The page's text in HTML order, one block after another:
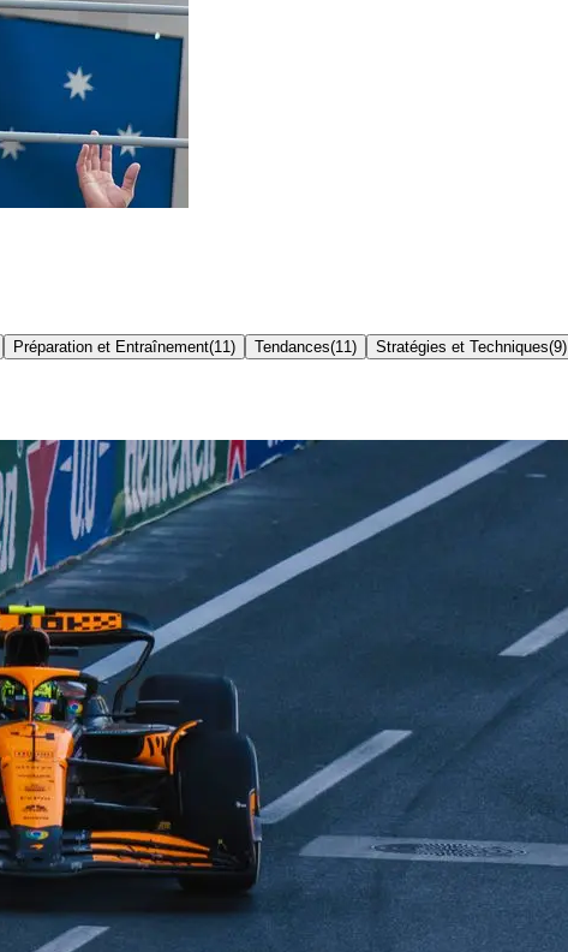
Préparation et Entraînement(11 ) Tendances(11 ) Stratégies et Techniques(9)